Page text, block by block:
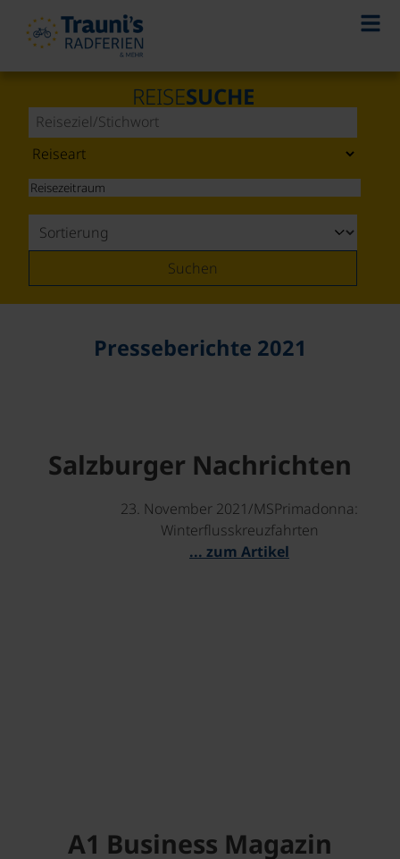
REISESUCHE
Suchen
Presseberichte 2021
Salzburger Nachrichten
23. November 2021/MSPrimadonna:
Winterflusskreuzfahrten
... zum Artikel
A1 Business Magazin